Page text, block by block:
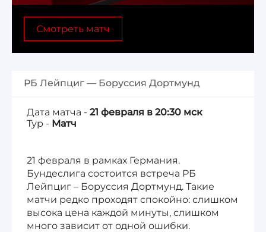
Бундеслига, Чемпионат Германии
Чемпионат Саудовской Аравии 25/26
Смотреть матч
РБ Лейпциг — Боруссия Дортмунд
Дата матча - 21 февраля в 20:30 мск
Тур - Матч
21 февраля в рамках Германия.
Бундеслига состоится встреча РБ
Лейпциг – Боруссия Дортмунд. Такие
матчи редко проходят спокойно: слишком
высока цена каждой минуты, слишком
много зависит от одной ошибки.